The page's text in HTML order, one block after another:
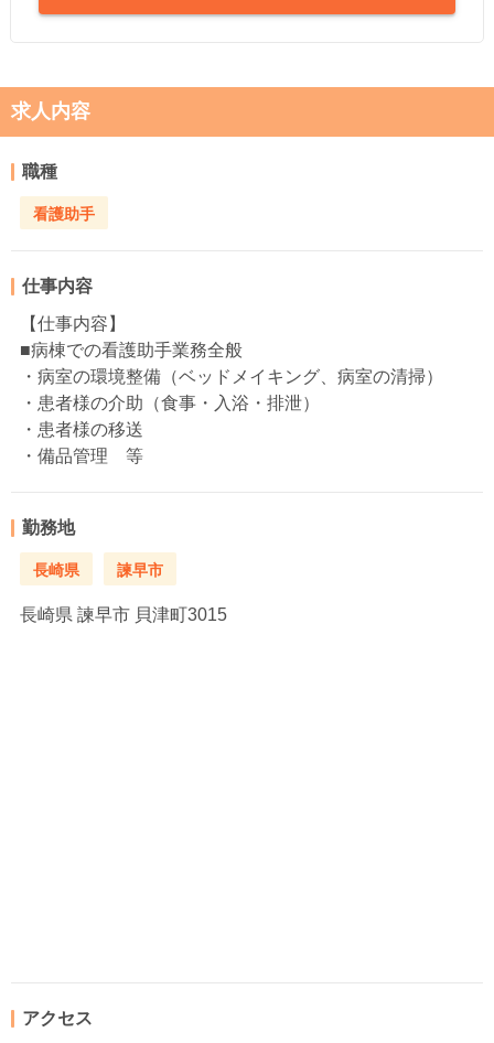
求人内容
職種
看護助手
仕事内容
【仕事内容】
■病棟での看護助手業務全般
・病室の環境整備（ベッドメイキング、病室の清掃）
・患者様の介助（食事・入浴・排泄）
・患者様の移送
・備品管理 等
勤務地
長崎県 諫早市
長崎県 諫早市 貝津町3015
アクセス